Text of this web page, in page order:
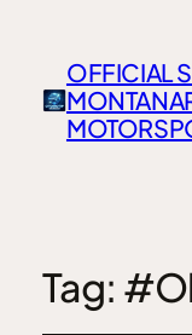
OFFICIAL
Tag: